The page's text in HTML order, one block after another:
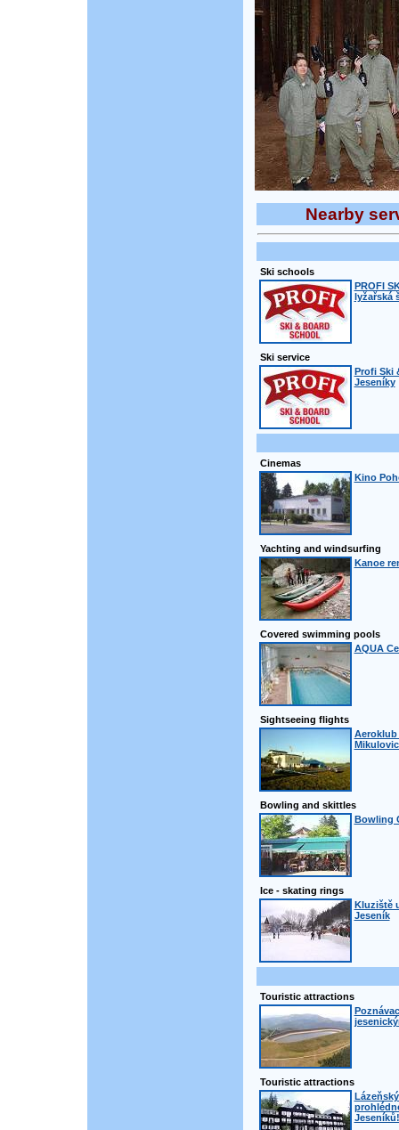
Nearby
Ski schools
PROFI
lyžařská
Ski service
Profi Ski
Jeseníky
Cinemas
Kino
Yachting and windsurfing
Kanoe
Covered swimming pools
AQUA
Sightseeing flights
Aeroklub
Bowling and skittles
Bowling
Ice - skating rings
Kluziště
Jeseník
Touristic attractions
Touristic attractions
Jeseníků!